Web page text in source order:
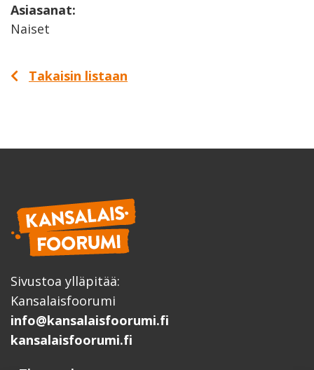
Asiasanat:
Naiset
Takaisin listaan
Sivustoa ylläpitää:
Kansalaisfoorumi
info@kansalaisfoorumi.fi
kansalaisfoorumi.fi